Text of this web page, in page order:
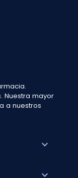
Nuestra mayor
a nuestros
expand_more
expand_more